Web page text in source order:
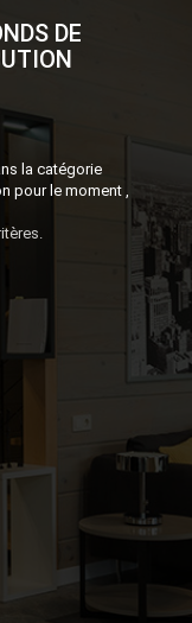
DE
la catégorie
pour le moment ,